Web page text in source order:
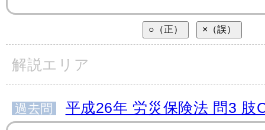
解説エリア
過去問 平成26年 労災保険法 問3 肢